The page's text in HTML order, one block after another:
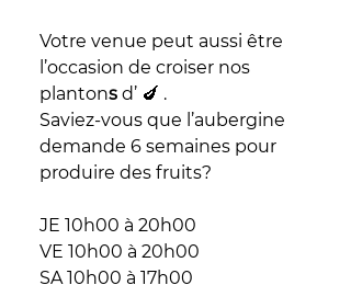
Votre venue peut aussi être
l’occasion de croiser nos
plantons d’ 🍆 .
Saviez-vous que l’aubergine
demande 6 semaines pour
produire des fruits?
JE 10h00 à 20h00
VE 10h00 à 20h00
SA 10h00 à 17h00